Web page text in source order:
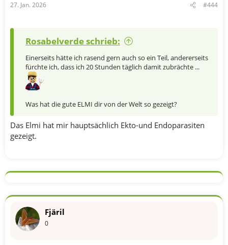
27. Jan. 2026 #444
Rosabelverde schrieb:
Einerseits hätte ich rasend gern auch so ein Teil, andererseits
fürchte ich, dass ich 20 Stunden täglich damit zubrächte ...
Was hat die gute ELMI dir von der Welt so gezeigt?
Das Elmi hat mir hauptsächlich Ekto-und Endoparasiten
gezeigt.
Fjäril
0